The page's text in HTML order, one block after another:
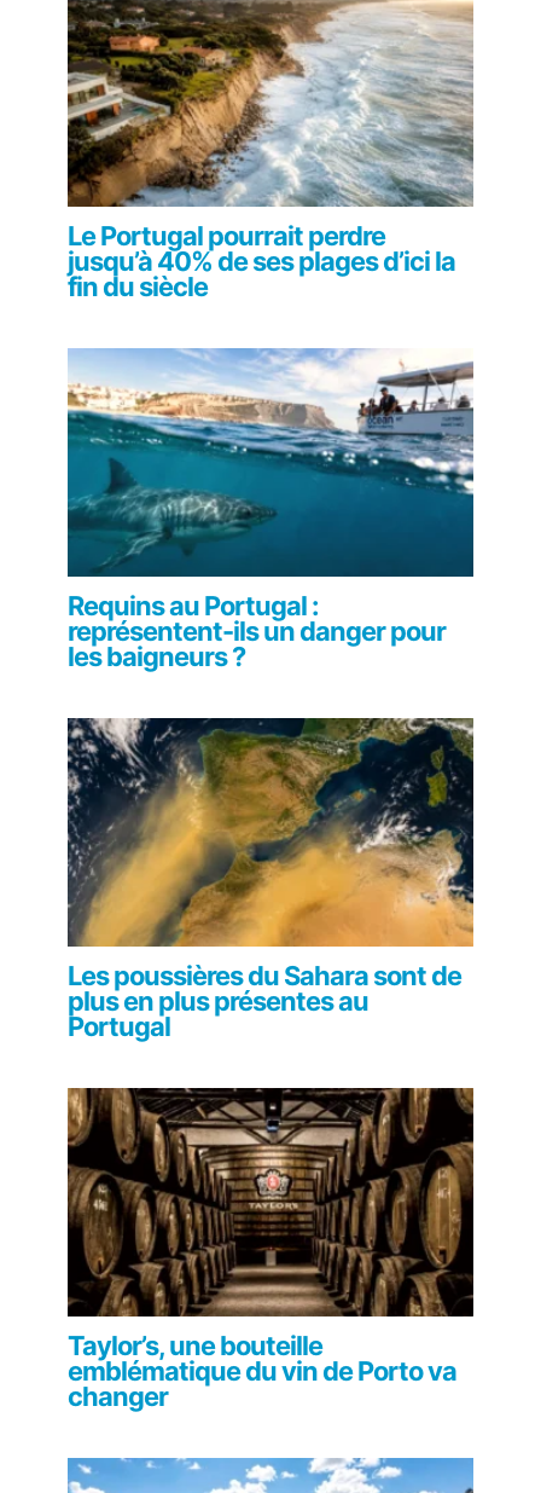
Le Portugal pourrait perdre
jusqu’à 40% de ses plages d’ici la
fin du siècle
Requins au Portugal :
représentent-ils un danger pour
les baigneurs ?
Les poussières du Sahara sont de
plus en plus présentes au
Portugal
Taylor’s, une bouteille
emblématique du vin de Porto va
changer